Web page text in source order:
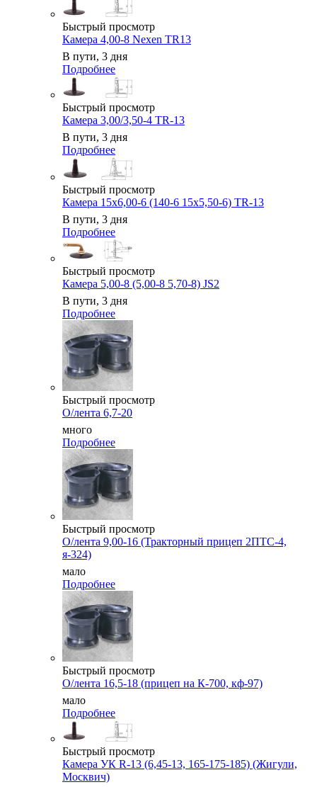
Быстрый просмотр
Камера 4,00-8 Nexen TR13
В пути, 3 дня
Подробнее
Быстрый просмотр
Камера 3,00/3,50-4 TR-13
В пути, 3 дня
Подробнее
Быстрый просмотр
Камера 15x6,00-6 (140-6 15x5,50-6) TR-13
В пути, 3 дня
Подробнее
Быстрый просмотр
Камера 5,00-8 (5,00-8 5,70-8) JS2
В пути, 3 дня
Подробнее
Быстрый просмотр
О/лента 6,7-20
много
Подробнее
Быстрый просмотр
О/лента 9,00-16 (Тракторный прицеп 2ПТС-4,
я-324)
мало
Подробнее
Быстрый просмотр
О/лента 16,5-18 (прицеп на К-700, кф-97)
мало
Подробнее
Быстрый просмотр
Камера УК R-13 (6,45-13, 165-175-185) (Жигули,
Москвич)